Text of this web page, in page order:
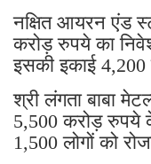
नक्षित आयरन एंड
करोड़ रुपये का
इसकी इकाई 4,200
श्री लंगता बाबा
5,500 करोड़ रुपये
1,500 लोगों को